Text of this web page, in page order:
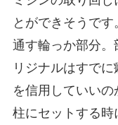
とができそうで
通す輪っか部分。
リジナルはすで
を信用していい
柱にセットする